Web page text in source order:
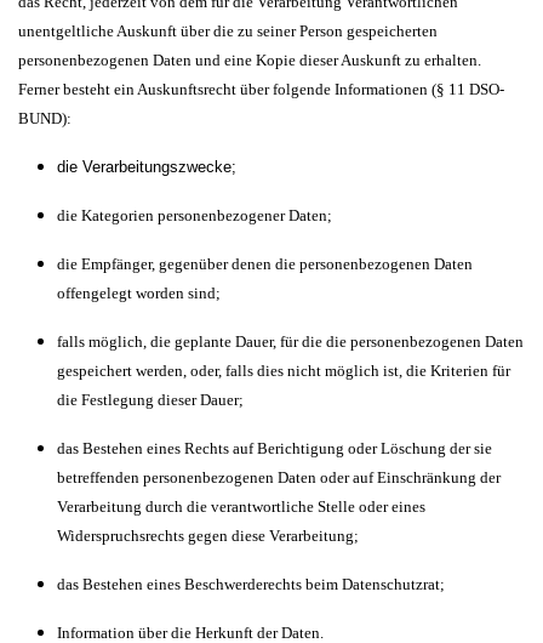
unentgeltliche Auskunft über die zu seiner Person gespeicherten
personenbezogenen Daten und eine Kopie dieser Auskunft zu erhalten.
Ferner besteht ein Auskunftsrecht über folgende Informationen (§ 11 DSO-
BUND):
die Verarbeitungszwecke;
die Kategorien personenbezogener Daten;
die Empfänger, gegenüber denen die personenbezogenen Daten
offengelegt worden sind;
falls möglich, die geplante Dauer, für die die personenbezogenen Daten
gespeichert werden, oder, falls dies nicht möglich ist, die Kriterien für
die Festlegung dieser Dauer;
das Bestehen eines Rechts auf Berichtigung oder Löschung der sie
betreffenden personenbezogenen Daten oder auf Einschränkung der
Verarbeitung durch die verantwortliche Stelle oder eines
Widerspruchsrechts gegen diese Verarbeitung;
das Bestehen eines Beschwerderechts beim Datenschutzrat;
Information über die Herkunft der Daten.